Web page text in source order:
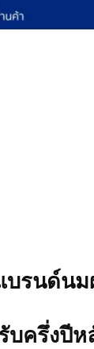
บรนด์นม
บครึ่งปีห